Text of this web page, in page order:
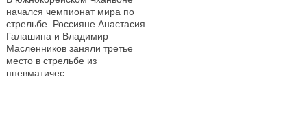
начался чемпионат мира по
стрельбе. Россияне Анастасия
Галашина и Владимир
Масленников заняли третье
место в стрельбе из
пневматичес...